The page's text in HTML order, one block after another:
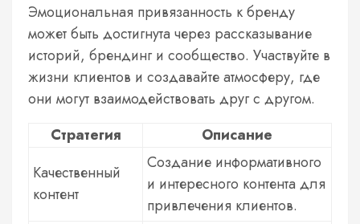
Эмоциональная привязанность к бренду
может быть достигнута через рассказывание
историй, брендинг и сообщество. Участвуйте в
жизни клиентов и создавайте атмосферу, где
они могут взаимодействовать друг с другом.
Стратегия
Описание
Качественный
контент
Создание информативного
и интересного контента для
привлечения клиентов.